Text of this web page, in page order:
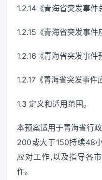
1.2.14《青海省突发事件
1.2.15《青海省突发事件
1.2.16《青海省突发事件
1.2.17《青海省突发事件
1.3 定义和适用范围。
本预案适用于青海省行
200或大于150持续48
应对工作,以及指导各
作。